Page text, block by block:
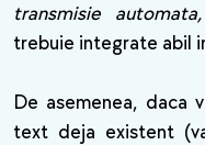
transmisie
trebuie integrate abil
De asemenea, daca
text deja existent